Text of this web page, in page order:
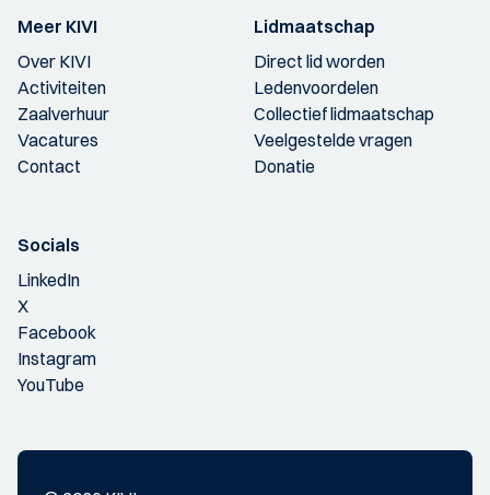
Meer KIVI
Over KIVI
Activiteiten
Zaalverhuur
Vacatures
Contact
Lidmaatschap
Direct lid worden
Ledenvoordelen
Collectief lidmaatschap
Veelgestelde vragen
Donatie
Socials
LinkedIn
X
Facebook
Instagram
YouTube